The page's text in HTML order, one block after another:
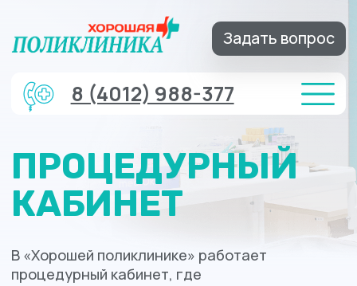
Задать вопрос
ПРОЦЕДУРНЫЙ
КАБИНЕТ
В «Хорошей поликлинике» работает
процедурный кабинет, где
сертифицированный сестринский персонал в
исследований. Для манипуляций
используются только одноразовые расходные
материалы и инструменты.